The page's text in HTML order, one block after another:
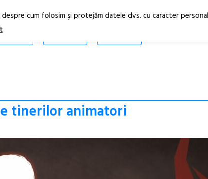
RO
tinerilor animatori
cum folosim şi protejăm datele dvs. cu caracter